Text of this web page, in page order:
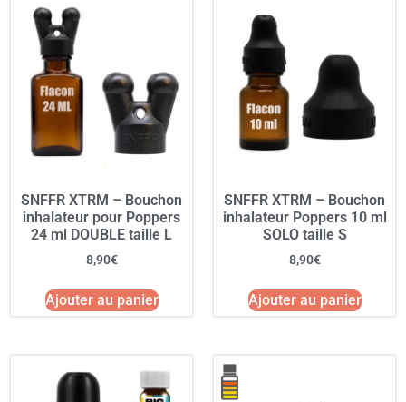
SNFFR XTRM – Bouchon
inhalateur pour Poppers
24 ml DOUBLE taille L
8,90€
Ajouter au panier
SNFFR XTRM – Bouchon
inhalateur Poppers 10 ml
SOLO taille S
8,90€
Ajouter au panier